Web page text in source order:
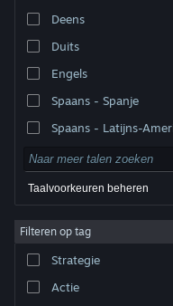
© Valve Corporation. Alle rechten
handelsmerken zijn eigendom van hun
Privacybeleid|Juridische informatie
Toegankelijkheid
|
Terugbetalingen
Deens
Duits
Engels
Spaans - Spanje
Spaans - Latijns-
Taalvoorkeuren beheren
Filteren op tag
Strategie
Actie